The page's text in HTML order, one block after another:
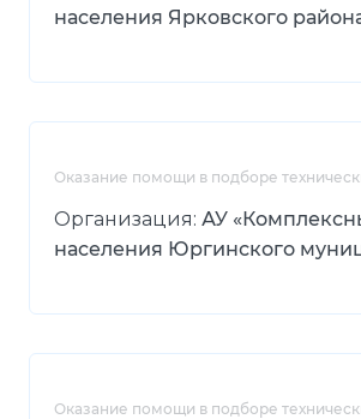
населения Ярковского
Оказание помощи в подборе
Организация: АУ
населения Юргинского
Оказание помощи в подборе